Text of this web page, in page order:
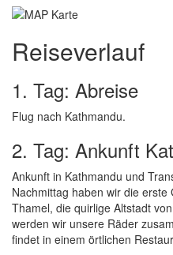
Reiseverlauf
1. Tag: Abreise
Flug nach Kathmandu.
2. Tag: Ankunft
Ankunft in Kathmandu und
Nachmittag haben wir die
Thamel, die quirlige Altstadt
werden wir unsere Räder
findet in einem örtlichen